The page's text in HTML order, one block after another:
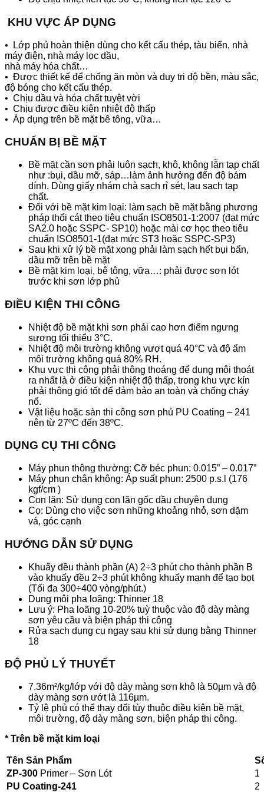
KHU VỰC ÁP DỤNG
• Lớp phủ hoàn thiện dùng cho kết cấu thép, tàu biển, nhà
máy điện, nhà máy lọc dầu,
nhà máy hóa chất…
• Được thiết kế để chống ăn mòn và duy tri độ bền, màu sắc,
độ bóng cho kết cấu thép.
• Chịu dầu và hóa chất tuyệt vời
• Chịu được điều kiện nhiệt độ thấp
• Áp dụng trên bề mặt bê tông, vữa…
CHUẨN BỊ BỀ MẶT
Bề mặt cần sơn phải luôn sạch, khô, không lẫn tạp chất
như :bụi, dầu mỡ, sáp…làm ảnh hưởng đến độ bám
dính. Dùng giấy nhám chà sạch rỉ sét, lau sạch tạp
chất.
Đối với bề mặt kim loại: làm sạch bề mặt bằng phương
pháp thổi cát theo tiêu chuẩn ISO8501-1:2007 (đạt mức
SA2.0 hoặc SSPC- SP10) hoặc mài cơ học theo tiêu
chuẩn ISO8501-1(đạt mức ST3 hoặc SSPC-SP3)
Sau khi xử lý bề mặt xong phải làm sạch hết bụi bẩn,
dầu mỡ trên bề mặt
Bề mặt kim loại, bê tông, vữa…: phải được sơn lót
trước khi sơn lớp phủ
ĐIỀU KIỆN THI CÔNG
Nhiệt độ bề mặt khi sơn phải cao hơn điểm ngưng
sương tối thiểu 3°C.
Nhiệt độ môi trường không vượt quá 40°C và độ ẩm
môi trường không quá 80% RH.
Khu vực thi công phải thông thoáng để dung môi thoát
ra nhất là ở điều kiện nhiệt độ thấp, trong khu vực kín
phải thông gió tốt để đảm bảo an toàn và chống cháy
nổ.
Vật liệu hoặc sàn thi công sơn phủ PU Coating – 241
nên từ 27ºC đến 38ºC.
DỤNG CỤ THI CÔNG
Máy phun thông thường: Cỡ béc phun: 0.015” – 0.017”
Máy phun chân không: Áp suất phun: 2500 p.s.l (176
kgf/cm )
Con lăn: Sử dụng con lăn gốc dầu chuyên dụng
Cọ: Dùng cho việc sơn những khoảng nhỏ, sơn dặm
vá, góc cạnh
HƯỚNG DẪN SỬ DỤNG
Khuấy đều thành phần (A) 2÷3 phút cho thành phần B
vào khuấy đều 2÷3 phút không khuấy mạnh để tạo bọt
(Tối đa 300÷400 vòng/phút.)
Dung môi pha loãng: Thinner 18
Lưu ý: Pha loãng 10-20% tuỳ thuộc vào độ dày màng
sơn yêu cầu và biện pháp thi công
Rửa sạch dụng cụ ngay sau khi sử dụng bằng Thinner
18
ĐỘ PHỦ LÝ THUYẾT
7.36m²/kg/lớp với độ dày màng sơn khô là 50µm và độ
dày màng sơn ướt là 116µm.
Tỷ lệ phủ có thể thay đổi tùy thuộc điều kiện bề mặt,
môi trường, độ dày màng sơn, biện pháp thi công.
* Trên bề mặt kim loại
Tên Sản Phẩm
ZP-300 Primer – Sơn Lót
1
PU Coating-241
2